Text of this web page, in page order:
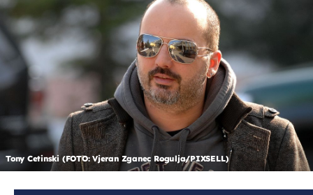
Tony Cetinski (FOTO: Vjeran Zganec Rogulja/PIXSELL)
OMOGUĆI OBAVIJESTI